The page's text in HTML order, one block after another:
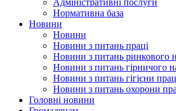
Адміністративні послуги
Нормативна база
Новини
Новини
Новини з питань праці
Новини з питань ринкового
Новини з питань гірничого
Новини з питань гігієни
Новини з питань охорони
Головні новини